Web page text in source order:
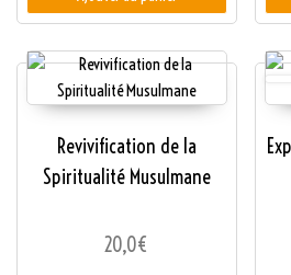
Revivification de la
Spiritualité Musulmane
20,0€